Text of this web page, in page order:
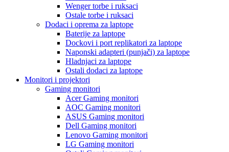
Wenger torbe i ruksaci
Ostale torbe i ruksaci
Dodaci i oprema za laptope
Baterije za laptope
Dockovi i port replikatori za laptope
Naponski adapteri (punjači) za laptope
Hladnjaci za laptope
Ostali dodaci za laptope
Monitori i projektori
Gaming monitori
Acer Gaming monitori
AOC Gaming monitori
ASUS Gaming monitori
Dell Gaming monitori
Lenovo Gaming monitori
LG Gaming monitori